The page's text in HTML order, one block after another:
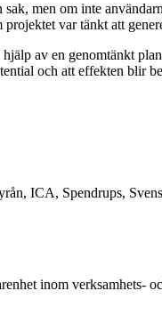
men om inte
var tänkt att
av en genomtänkt
och att effekten blir
ICA, Spendrups,
inom verksamhets-